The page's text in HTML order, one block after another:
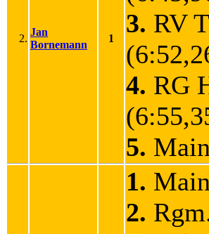
2.
Jan
Bornemann
1
3. RV
4. RG
5.
1.
2.